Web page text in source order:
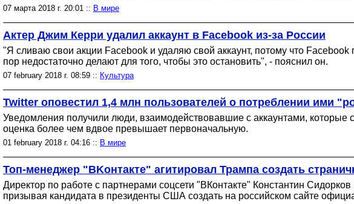
07 марта 2018 г. 20:01 :: В мире
Актер Джим Керри удалил аккаунт в Facebook из-за России
"Я сливаю свои акции Facebook и удаляю свой аккаунт, потому что
пор недостаточно делают для того, чтобы это остановить", - пояснил он.
07 february 2018 г. 08:59 :: Культура
Twitter оповестил 1,4 млн пользователей о потреблении ими
Уведомления получили люди, взаимодействовавшие с аккаунтами,
оценка более чем вдвое превышает первоначальную.
01 february 2018 г. 04:16 :: В мире
Топ-менеджер "ВKонтакте" агитировал Трампа создать
Директор по работе с партнерами соцсети "ВКонтакте" Константин
призывая кандидата в президенты США создать на российском сайте